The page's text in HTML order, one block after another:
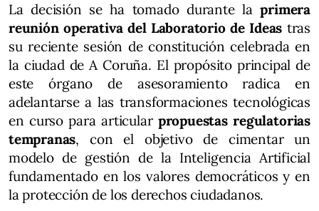
La decisión se ha tomado durante laprimera
reunión operativa del Laboratorio de Ideas tras
su reciente sesión de constitución celebrada en
la ciudad de A Coruña. El propósito principal de
este órgano de asesoramiento radica en
adelantarse a las transformaciones tecnológicas
en curso para articular propuestas regulatorias
tempranas, con el objetivo de cimentar un
modelo de gestión de la Inteligencia Artificial
fundamentado en los valores democráticos y en
la protección de los derechos ciudadanos.